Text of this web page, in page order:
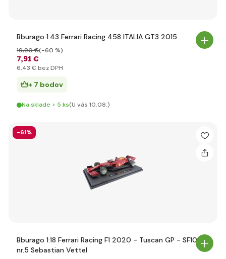
Bburago 1:43 Ferrari Racing 458 ITALIA GT3 2015
7,91 €
19,90 €(-60 %)
6,43 € bez DPH
+ 7 bodov
Na sklade > 5 ks(U vás 10.08.)
-61%
Bburago 1:18 Ferrari Racing F1 2020 - Tuscan GP - SF1000
nr.5 Sebastian Vettel